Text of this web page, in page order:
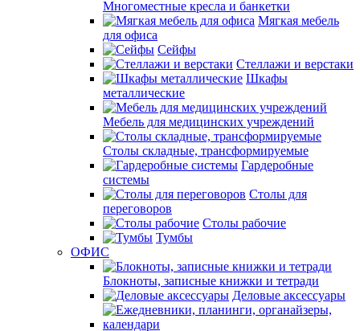
Многоместные кресла и банкетки
Мягкая мебель
для офиса
Сейфы
Стеллажи и верстаки
Шкафы
металлические
Мебель для медицинских учреждений
Столы складные, трансформируемые
Гардеробные
системы
Столы для
переговоров
Столы рабочие
Тумбы
ОФИС
Блокноты, записные книжки и тетради
Деловые аксессуары